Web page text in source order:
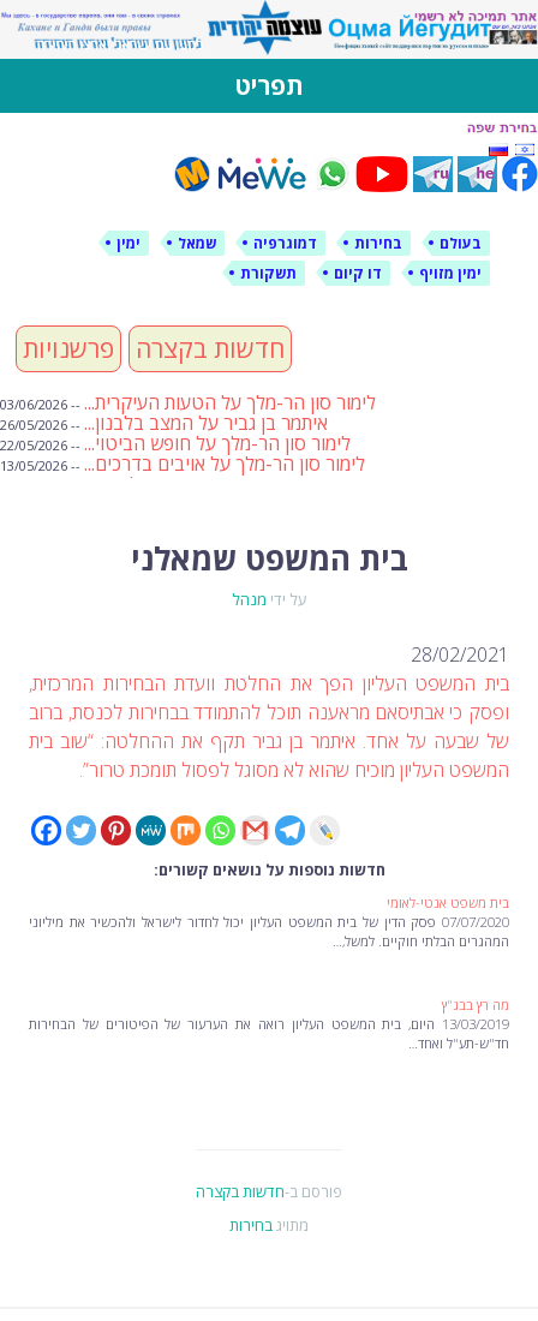
לימין עוצמה יהודית
אתר תמיכה ברוסית ובעברית
תפריט
דילוג
לתוכן
בעולם בחירות דמוגרפיה שמאל
ימין
ימין מזויף
דו קיום תשקורת
פרשנויות חדשות בקצרה
לימור סון הר-מלך על הטעות העיקרית... -- 03/06/2026
איתמר בן גביר על המצב בלבנון... -- 26/05/2026
לימור סון הר-מלך על חופש הביטוי... -- 22/05/2026
לימור סון הר-מלך על אויבים בדרכים... -- 13/05/2026
שבועת אמונים לדעאש
לימור סון הר-מלך על חוק...
מיכאל בן ארי על פרשת הת...
השר בן גביר במקום נפילת הטיל....
מיכאל בן ארי על פרשת השבוע ... -- 13/03/2026
הונאה עצמית דמוגרפית...-- 13/03/2026
איראן והערבים
מיכאל בן ארי על פרשת השבוע ת...-- 06/03/2026
מיכאל בן ארי על דילמת המנהיגות....-- 27/02/2026
מיכאל בן ארי על פרשת הת...-- 20/02/2026
מיכאל בן ארי על פרשת הת...-- 13/02/2026
מיכאל בן ארי על פרשת השבוע ת...
חלקם של היהודים הולך ופוחת....
בית המשפט שמאלני
על ידי מנהל
28/02/2021
בית המשפט העליון הפך את החלטת וועדת הבחירות המרכזית,
ופסק כי אבתיסאם מראענה תוכל להתמודד בבחירות לכנסת, ברוב
של שבעה על אחד. איתמר בן גביר תקף את ההחלטה: “שוב בית
המשפט העליון מוכיח שהוא לא מסוגל לפסול תומכת טרור”.
חדשות נוספות על נושאים קשורים:
בית משפט אנטי-לאומי
07/07/2020 פסק הדין של בית המשפט העליון יכול לחדור לישראל ולהכשיר את מיליוני
המהגרים הבלתי חוקיים. למשל,…
מה רץ בבג"ץ
13/03/2019 היום, בית המשפט העליון רואה את הערעור של הפיטורים של הבחירות
חד"ש-תע"ל ואחד…
פורסם ב-חדשות בקצרה
מתויגבחירות